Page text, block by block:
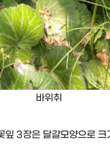
바위취
3장은 달걀모양으로